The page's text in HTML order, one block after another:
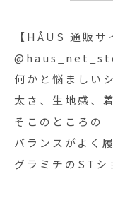
【HÅUS 通販サ
何かと悩ましい
太さ、生地感、着
そこのところの
バランスがよく
グラミチのSTシ